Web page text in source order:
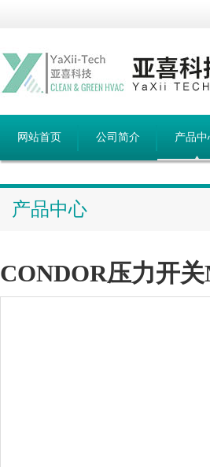
网站首页 公司简介 产品中
产品中心
CONDOR压力开